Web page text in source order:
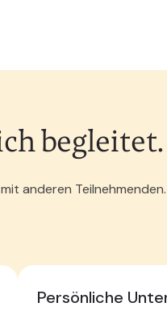
begleitet.
anderen Teilnehmenden.
Persönliche